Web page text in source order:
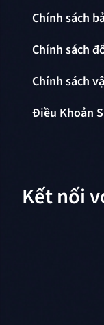
Chính sách
Chính sách
Chính sách
Điều Khoản
Kết nối